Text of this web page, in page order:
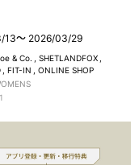
13～ 2026/03/29
& Co.
SHETLANDFOX
FIT-IN
ONLINE SHOP